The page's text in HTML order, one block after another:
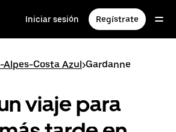
Iniciar sesión Regístrate
Alpes-Costa Azul>Gardanne
viaje para